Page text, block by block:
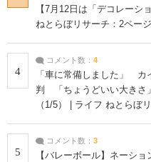
【7月12日は「デコレーシ
ねとらぼリサーチ：2ペー
4
コメント数： 4
「車に常備しました」 カ
判 「ちょうどいい大きさ
（1/5） | ライフ ねとらぼ
5
コメント数： 3
【バレーボール】ネーシ